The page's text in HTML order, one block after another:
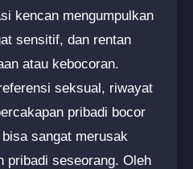
kencan mengumpulkan
sensitif, dan rentan
atau kebocoran.
seksual, riwayat
pribadi bocor
sangat merusak
pribadi seseorang. Oleh